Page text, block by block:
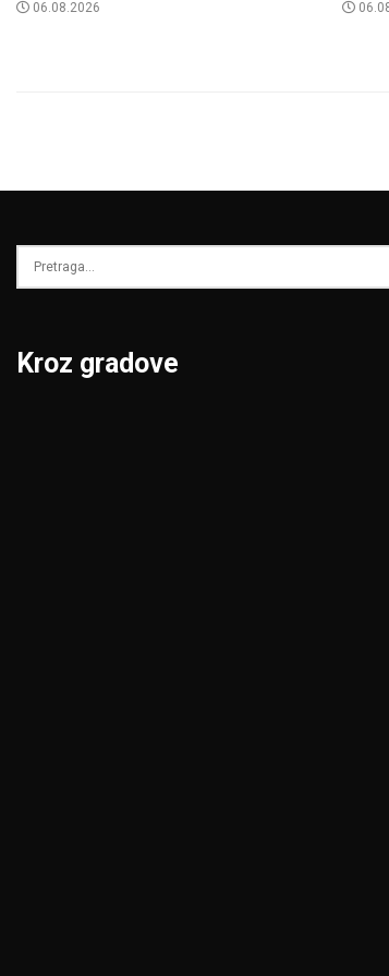
06.08.2026
Kroz gradove